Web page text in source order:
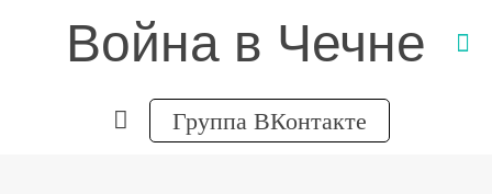
Война в Чечне
Группа ВКонтакте